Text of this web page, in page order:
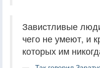
Завистливые
чего не умеют, и
которых им